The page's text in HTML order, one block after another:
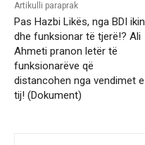
Artikulli paraprak
Pas Hazbi Likës, nga BDI ikin
dhe funksionar të tjerë!? Ali
Ahmeti pranon letër të
funksionarëve që
distancohen nga vendimet e
tij! (Dokument)